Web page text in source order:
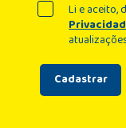
Cadastrar
Li e aceito,